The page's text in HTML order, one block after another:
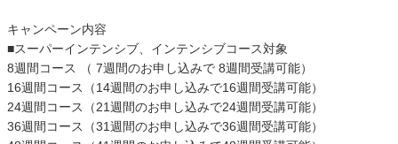
キャンペーン内容
■スーパーインテンシブ、インテンシブコース対象
8週間コース （ 7週間のお申し込みで 8週間受講可能）
16週間コース（14週間のお申し込みで16週間受講可能）
24週間コース（21週間のお申し込みで24週間受講可能）
36週間コース（31週間のお申し込みで36週間受講可能）